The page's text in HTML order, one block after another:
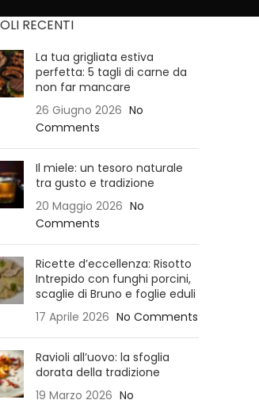
RECENTI
La tua grigliata estiva
perfetta: 5 tagli di carne da
non far mancare
26 Giugno 2026 No
Comments
Il miele: un tesoro naturale
tra gusto e tradizione
20 Maggio 2026 No
Comments
Ricette d’eccellenza: Risotto
Intrepido con funghi porcini,
scaglie di Bruno e foglie eduli
17 Aprile 2026 No Comments
Ravioli all’uovo: la sfoglia
dorata della tradizione
19 Marzo 2026 No